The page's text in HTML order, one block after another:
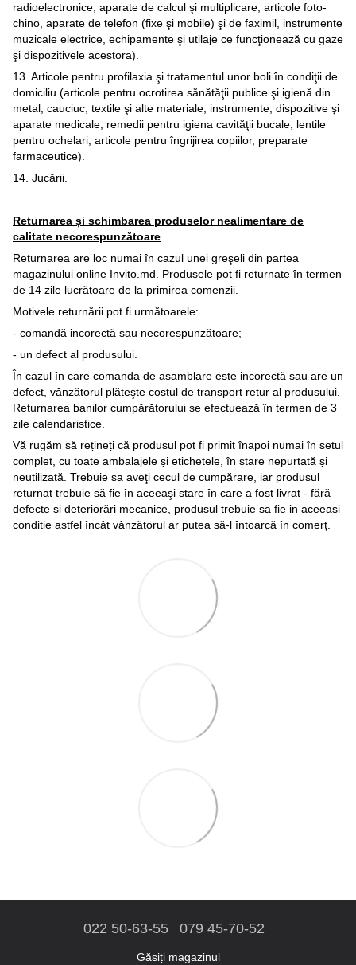
radioelectronice, aparate de calcul şi multiplicare, articole foto-
chino, aparate de telefon (fixe şi mobile) şi de faximil, instrumente
muzicale electrice, echipamente şi utilaje ce funcţionează cu gaze
şi dispozitivele acestora).
13. Articole pentru profilaxia şi tratamentul unor boli în condiţii de
domiciliu (articole pentru ocrotirea sănătăţii publice şi igienă din
metal, cauciuc, textile şi alte materiale, instrumente, dispozitive şi
aparate medicale, remedii pentru igiena cavităţii bucale, lentile
pentru ochelari, articole pentru îngrijirea copiilor, preparate
farmaceutice).
14. Jucării.
Returnarea și schimbarea produselor nealimentare de
calitate necorespunzătoare
Returnarea are loc numai în cazul unei greşeli din partea
magazinului online Invito.md. Produsele pot fi returnate în termen
de 14 zile lucrătoare de la primirea comenzii.
Motivele returnării pot fi următoarele:
- comandă incorectă sau necorespunzătoare;
- un defect al produsului.
În cazul în care comanda de asamblare este incorectă sau are un
defect, vânzătorul plăteşte costul de transport retur al produsului.
Returnarea banilor cumpărătorului se efectuează în termen de 3
zile calendaristice.
Vă rugăm să rețineți că produsul pot fi primit înapoi numai în setul
complet, cu toate ambalajele și etichetele, în stare nepurtată și
neutilizată. Trebuie sa aveţi cecul de cumpărare, iar produsul
returnat trebuie să fie în aceeaşi stare în care a fost livrat - fără
defecte și deteriorări mecanice, produsul trebuie sa fie in aceeași
conditie astfel încât vânzătorul ar putea să-l întoarcă în comerț.
022 50-63-55 079 45-70-52
Găsiți magazinul